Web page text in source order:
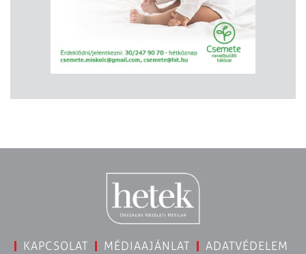
KAPCSOLAT MÉDIAAJÁNLAT
ADATVÉDELEM